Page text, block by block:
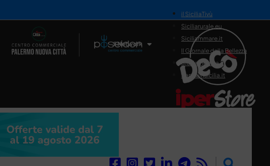
Il Network
il SiciliaTivù
Siciliarurale.eu
Siciliammare.it
Il Giornale della Bellezza
Siciliamedica.it
Sanitainsicilia.it